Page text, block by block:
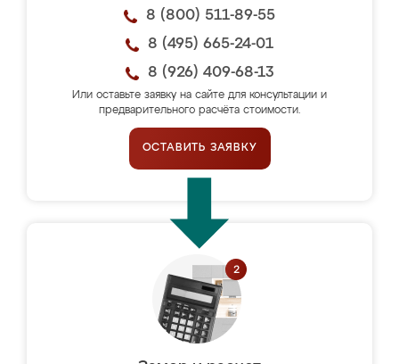
8 (800) 511-89-55
8 (495) 665-24-01
8 (926) 409-68-13
Или оставьте заявку на сайте для консультации и
предварительного расчёта стоимости.
ОСТАВИТЬ ЗАЯВКУ